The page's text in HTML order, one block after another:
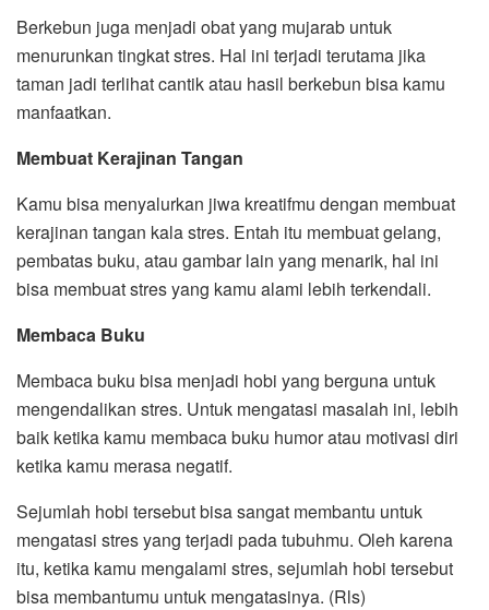
Berkebun juga menjadi obat yang mujarab untuk
menurunkan tingkat stres. Hal ini terjadi terutama jika
taman jadi terlihat cantik atau hasil berkebun bisa kamu
manfaatkan.
Membuat Kerajinan Tangan
Kamu bisa menyalurkan jiwa kreatifmu dengan membuat
kerajinan tangan kala stres. Entah itu membuat gelang,
pembatas buku, atau gambar lain yang menarik, hal ini
bisa membuat stres yang kamu alami lebih terkendali.
Membaca Buku
Membaca buku bisa menjadi hobi yang berguna untuk
mengendalikan stres. Untuk mengatasi masalah ini, lebih
baik ketika kamu membaca buku humor atau motivasi diri
ketika kamu merasa negatif.
Sejumlah hobi tersebut bisa sangat membantu untuk
mengatasi stres yang terjadi pada tubuhmu. Oleh karena
itu, ketika kamu mengalami stres, sejumlah hobi tersebut
bisa membantumu untuk mengatasinya. (Rls)